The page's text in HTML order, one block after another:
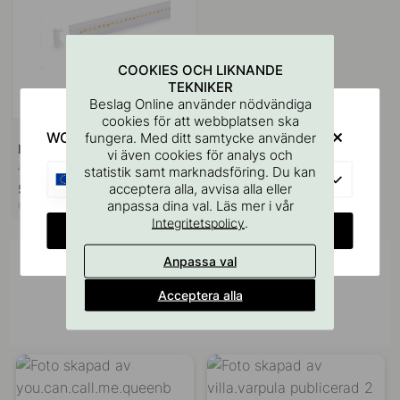
LED-profil SUNUP - 2000mm -
519 kr
Inspireras av andra
Tagga dina bilder med #beslagonline &
@beslagonline för att synas här!
COOKIES OCH LIKNANDE
TEKNIKER
Beslag Online använder nödvändiga
cookies för att webbplatsen ska
fungera. Med ditt samtycke använder
vi även cookies för analys och
statistik samt marknadsföring. Du kan
acceptera alla, avvisa alla eller
anpassa dina val. Läs mer i vår
Integritetspolicy.
Anpassa val
Acceptera alla
WOULD YOU RATHER VISIT?
EU
CHANGE COUNTRY